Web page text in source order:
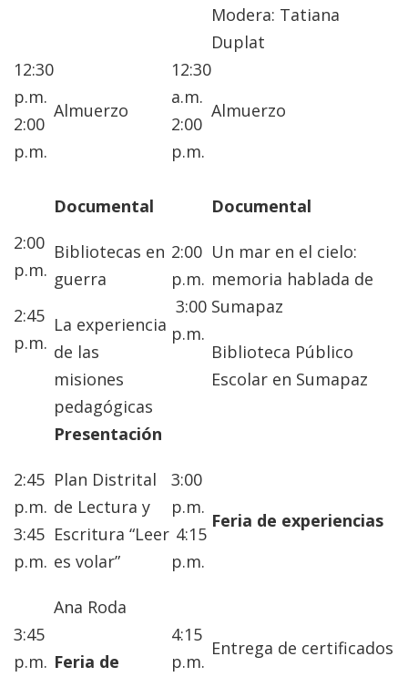
Modera: Tatiana
Duplat
12:30
p.m.
2:00
p.m.
Almuerzo
12:30
a.m.
2:00
p.m.
Almuerzo
2:00
p.m.
2:45
p.m.
Documental
Bibliotecas en
guerra
La experiencia
de las
misiones
pedagógicas
2:00
p.m.
3:00
p.m.
Documental
Un mar en el cielo:
memoria hablada de
Sumapaz
Biblioteca Público
Escolar en Sumapaz
2:45
p.m.
3:45
p.m.
Presentación
Plan Distrital
de Lectura y
Escritura “Leer
es volar”
Ana Roda
3:00
p.m.
4:15
p.m.
Feria de experiencias
3:45
p.m. Feria de
4:15
p.m.
Entrega de certificados